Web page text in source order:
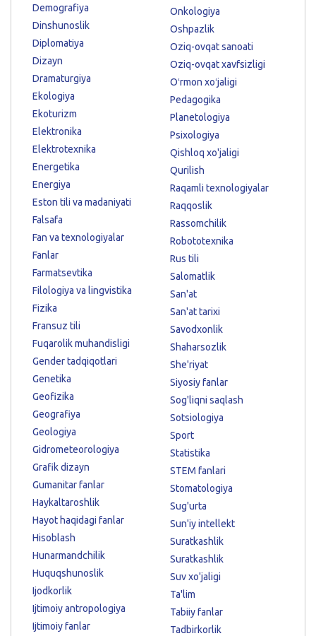
Demografiya
Dinshunoslik
Diplomatiya
Dizayn
Dramaturgiya
Ekologiya
Ekoturizm
Elektronika
Elektrotexnika
Energetika
Energiya
Eston tili va madaniyati
Falsafa
Fan va texnologiyalar
Fanlar
Farmatsevtika
Filologiya va lingvistika
Fizika
Fransuz tili
Fuqarolik muhandisligi
Gender tadqiqotlari
Genetika
Geofizika
Geografiya
Geologiya
Gidrometeorologiya
Grafik dizayn
Gumanitar fanlar
Haykaltaroshlik
Hayot haqidagi fanlar
Hisoblash
Hunarmandchilik
Huquqshunoslik
Ijodkorlik
Ijtimoiy antropologiya
Ijtimoiy fanlar
Onkologiya
Oshpazlik
Oziq-ovqat sanoati
Oziq-ovqat xavfsizligi
Oʻrmon xoʻjaligi
Pedagogika
Planetologiya
Psixologiya
Qishloq xo'jaligi
Qurilish
Raqamli texnologiyalar
Raqqoslik
Rassomchilik
Robototexnika
Rus tili
Salomatlik
San'at
San'at tarixi
Savodxonlik
Shaharsozlik
She'riyat
Siyosiy fanlar
Sog'liqni saqlash
Sotsiologiya
Sport
Statistika
STEM fanlari
Stomatologiya
Sug'urta
Sun'iy intellekt
Suratkashlik
Suratkashlik
Suv xo'jaligi
Ta'lim
Tabiiy fanlar
Tadbirkorlik